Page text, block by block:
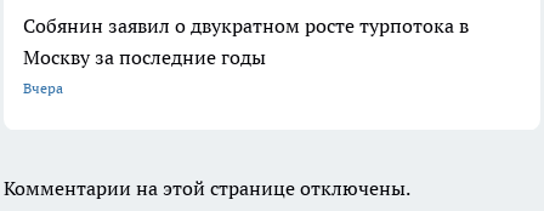
Собянин заявил о двукратном росте турпотока в
Москву за последние годы
Вчера
Комментарии на этой странице отключены.